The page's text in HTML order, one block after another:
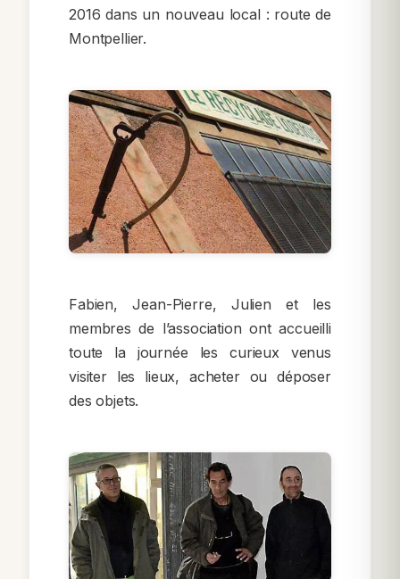
2016 dans un nouveau local : route de
Montpellier.
Fabien, Jean-Pierre, Julien et les
membres de l’association ont accueilli
toute la journée les curieux venus
visiter les lieux, acheter ou déposer
des objets.